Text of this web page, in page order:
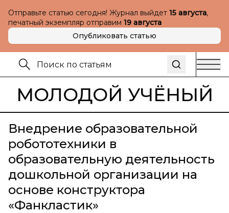
Отправьте статью сегодня! Журнал выйдет 15 августа,
печатный экземпляр отправим 19 августа
Опубликовать статью
МОЛОДОЙ УЧЁНЫЙ
Внедрение образовательной
робототехники в
образовательную деятельность
дошкольной организации на
основе конструктора
«Фанкластик»